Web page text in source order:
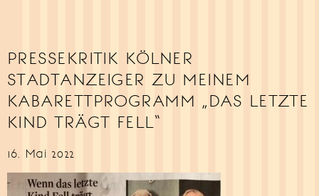
PRESSEKRITIK KÖLNER
STADTANZEIGER ZU MEINEM
KABARETTPROGRAMM „DAS LETZTE
KIND TRÄGT FELL“
16. Mai 2022